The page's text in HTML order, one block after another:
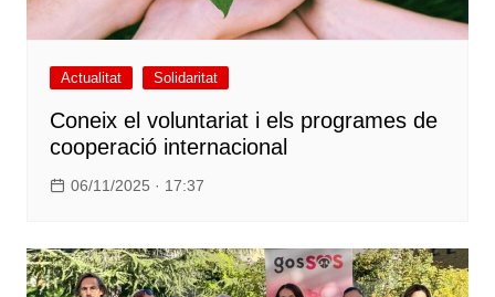
Actualitat Solidaritat
Coneix el voluntariat i els programes de
cooperació internacional
06/11/2025 · 17:37